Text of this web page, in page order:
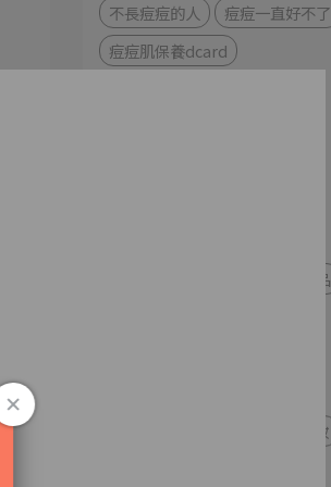
不長痘痘的人
痘痘一直好不了
痘痘肌保養dcard
痘痘肌化妝品
長痘痘化妝